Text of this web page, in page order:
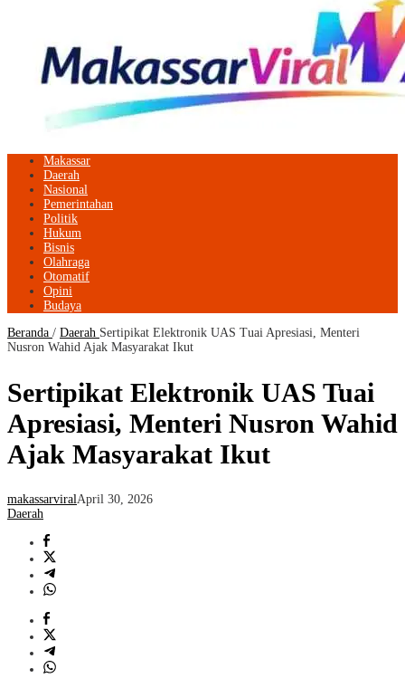
Makassar
Daerah
Nasional
Pemerintahan
Politik
Hukum
Bisnis
Olahraga
Otomatif
Opini
Budaya
Beranda / Daerah Sertipikat Elektronik UAS Tuai Apresiasi, Menteri
Nusron Wahid Ajak Masyarakat Ikut
Sertipikat Elektronik UAS Tuai
Apresiasi, Menteri Nusron Wahid
Ajak Masyarakat Ikut
makassarviralApril 30, 2026
Daerah